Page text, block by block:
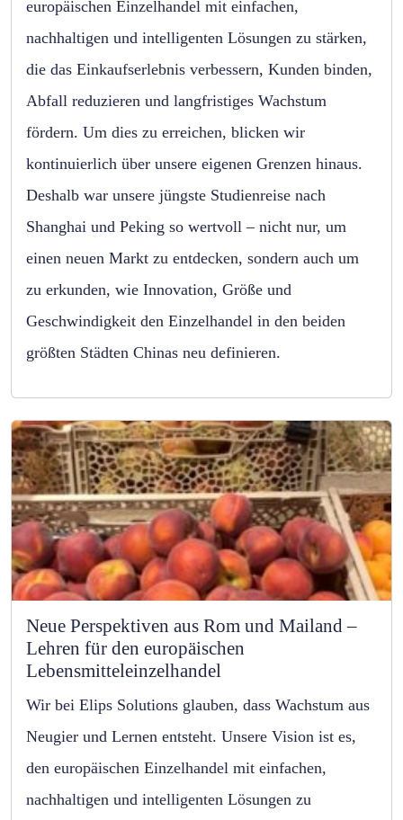
europäischen Einzelhandel mit einfachen,
nachhaltigen und intelligenten Lösungen zu stärken,
die das Einkaufserlebnis verbessern, Kunden binden,
Abfall reduzieren und langfristiges Wachstum
fördern. Um dies zu erreichen, blicken wir
kontinuierlich über unsere eigenen Grenzen hinaus.
Deshalb war unsere jüngste Studienreise nach
Shanghai und Peking so wertvoll – nicht nur, um
einen neuen Markt zu entdecken, sondern auch um
zu erkunden, wie Innovation, Größe und
Geschwindigkeit den Einzelhandel in den beiden
größten Städten Chinas neu definieren.
Neue Perspektiven aus Rom und Mailand –
Lehren für den europäischen
Lebensmitteleinzelhandel
Wir bei Elips Solutions glauben, dass Wachstum aus
Neugier und Lernen entsteht. Unsere Vision ist es,
den europäischen Einzelhandel mit einfachen,
nachhaltigen und intelligenten Lösungen zu